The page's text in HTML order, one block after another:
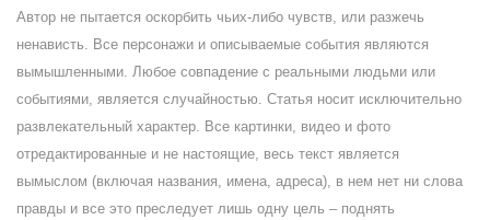
Автор не пытается оскорбить чьих-либо чувств, или разжечь
ненависть. Все персонажи и описываемые события являются
вымышленными. Любое совпадение с реальными людьми или
событиями, является случайностью. Статья носит исключительно
развлекательный характер. Все картинки, видео и фото
отредактированные и не настоящие, весь текст является
вымыслом (включая названия, имена, адреса), в нем нет ни слова
правды и все это преследует лишь одну цель – поднять